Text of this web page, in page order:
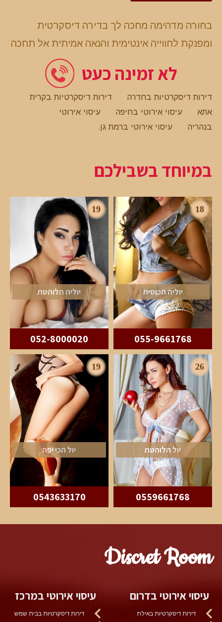
בחורה מדהימה מחכה לך בדירה דיסקרטית
ומפנקת לחווייה אינטימית והנאה אמיתית אל תחכה
לא זמינה כעט
דירות דיסקרטיות בחדרה
דירות דיסקרטיות בקרית
אתא
עיסוי אירוטי בחיפה
עיסוי אירוטי
בנהריה
עיסוי אירוטי ברמת גן.
במיוחד בשבילכם
18
יוליה הכוסית
055-9661768
19
יוליה הלוהטת
052-8000020
26
יול הלוהטת
0559661768
19
יול הכי יפה
0543633170
Discret Room
עיסוי אירוטי בדרום
דירות דיסקרטיות באילת
עיסוי אירוטי במרכז
דירות דיסקרטיות בבית שמש